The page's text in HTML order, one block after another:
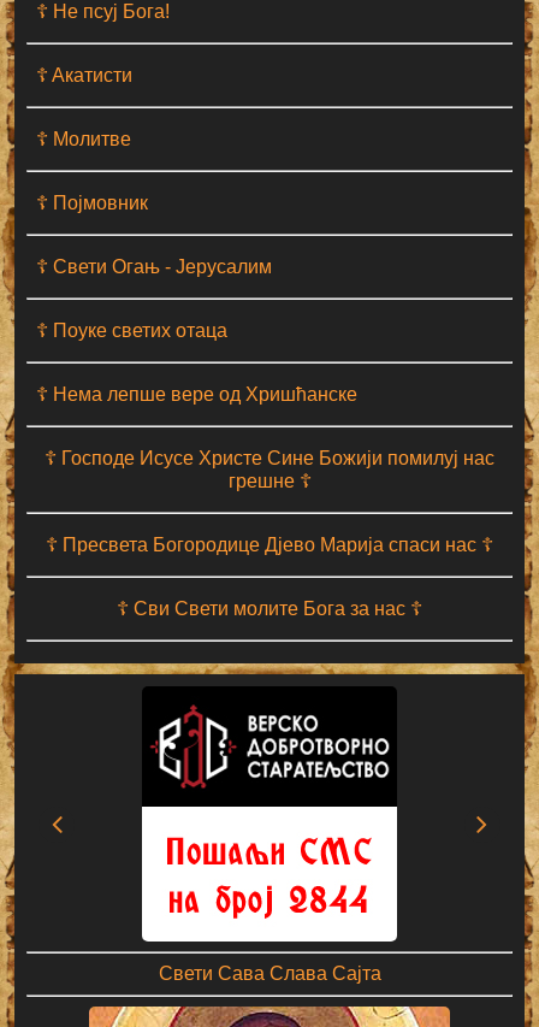
☦ Не псуј Бога!
☦ Aкатисти
☦ Молитве
☦ Појмовник
☦ Свети Огањ - Јерусалим
☦ Поуке светих отаца
☦ Нема лепше вере од Хришћанске
☦ Господе Исусе Христе Сине Божији помилуј нас
грешне ☦
☦ Пресвета Богородице Дјево Марија спаси нас ☦
☦ Сви Свети молите Бога за нас ☦
Свети Сава Слава Сајта